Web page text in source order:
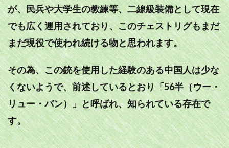
が、民兵や大学生の教練等、二線級装備として現在
でも広く運用されており、このチェストリグもまだ
まだ現役で使われ続ける物と思われます。
その為、この銃を使用した経験のある中国人は少な
くないようで、前述しているとおり「56半（ウー・
リュー・バン）」と呼ばれ、知られている存在で
す。